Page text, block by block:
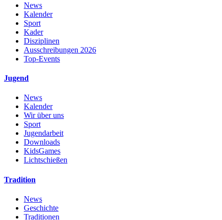
News
Kalender
Sport
Kader
Disziplinen
Ausschreibungen 2026
Top-Events
Jugend
News
Kalender
Wir über uns
Sport
Jugendarbeit
Downloads
KidsGames
Lichtschießen
Tradition
News
Geschichte
Traditionen